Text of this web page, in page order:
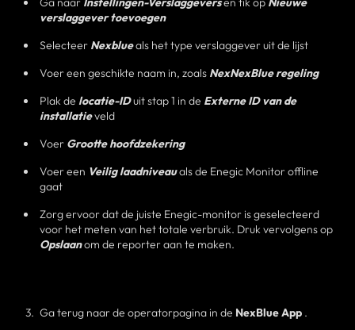
verslaggever toevoegen
Selecteer Nexblueals het type verslaggever uit de lijst
Voer een geschikte naam in, zoals NexNexBlue regeling
Plak de locatie-IDuit stap 1 in de Externe ID van de
installatieveld
Voer Grootte hoofdzekering
Voer een Veilig laadniveauals de Enegic Monitor offline
gaat
Zorg ervoor dat de juiste Enegic-monitor is geselecteerd
voor het meten van het totale verbruik. Druk vervolgens op
Opslaanom de reporter aan te maken.
Ga terug naar de operatorpagina in de NexBlue App .